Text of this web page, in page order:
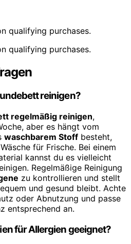
qualifying purchases.
qualifying purchases.
reinigen?
regelmäßig reinigen,
aber es hängt vom
waschbarem Stoff besteht,
für Frische. Bei einem
kannst du es vielleicht
Regelmäßige Reinigung
zu kontrollieren und stellt
und gesund bleibt. Achte
oder Abnutzung und passe
entsprechend an.
für Allergien geeignet?